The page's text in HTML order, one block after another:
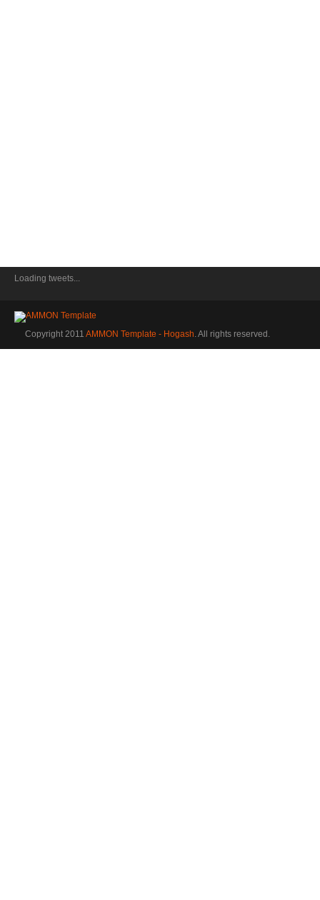
Loading tweets...
Copyright 2011 AMMON Template - Hogash. All rights reserved.